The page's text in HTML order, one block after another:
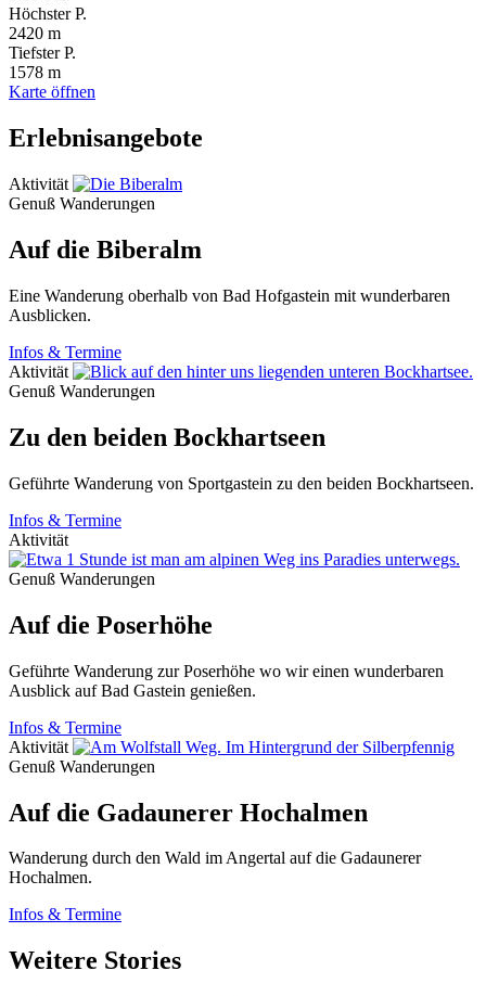
Höchster P.
2420 m
Tiefster P.
1578 m
Karte öffnen
Erlebnisangebote
Aktivität
Genuß Wanderungen
Auf die Biberalm
Eine Wanderung oberhalb von Bad Hofgastein mit wunderbaren
Ausblicken.
Infos & Termine
Aktivität
Genuß Wanderungen
Zu den beiden Bockhartseen
Geführte Wanderung von Sportgastein zu den beiden Bockhartseen.
Infos & Termine
Aktivität
Genuß Wanderungen
Auf die Poserhöhe
Geführte Wanderung zur Poserhöhe wo wir einen wunderbaren
Ausblick auf Bad Gastein genießen.
Infos & Termine
Aktivität
Genuß Wanderungen
Auf die Gadaunerer Hochalmen
Wanderung durch den Wald im Angertal auf die Gadaunerer
Hochalmen.
Infos & Termine
Weitere Stories